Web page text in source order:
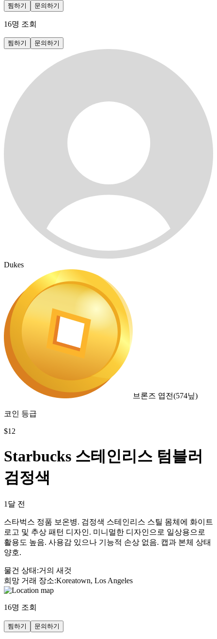
찜하기 문의하기
16명 조회
찜하기 문의하기
Dukes
브론즈 엽전(574닢)
코인 등급
$12
Starbucks 스테인리스 텀블러
검정색
1달 전
스타벅스 정품 보온병. 검정색 스테인리스 스틸 몸체에 화이트
로고 및 추상 패턴 디자인. 미니멀한 디자인으로 일상용으로
활용도 높음. 사용감 있으나 기능적 손상 없음. 캡과 본체 상태
양호.
물건 상태 :거의 새것
희망 거래 장소:Koreatown, Los Angeles
16명 조회
찜하기 문의하기